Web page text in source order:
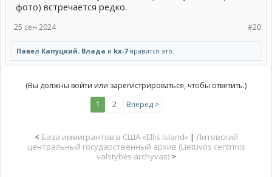
фото) встречается редко.
#20
25 сен 2024
Павел Капуцкий, Влада и kx-7нравится это.
(Вы должны войти или зарегистрироваться, чтобы ответить.)
1
2 Вперёд >
< База иммигрантов в США «Ellis Island»| Литовский
центральный государственный архив (Lietuvos centrinis
valstybės archyvas)>